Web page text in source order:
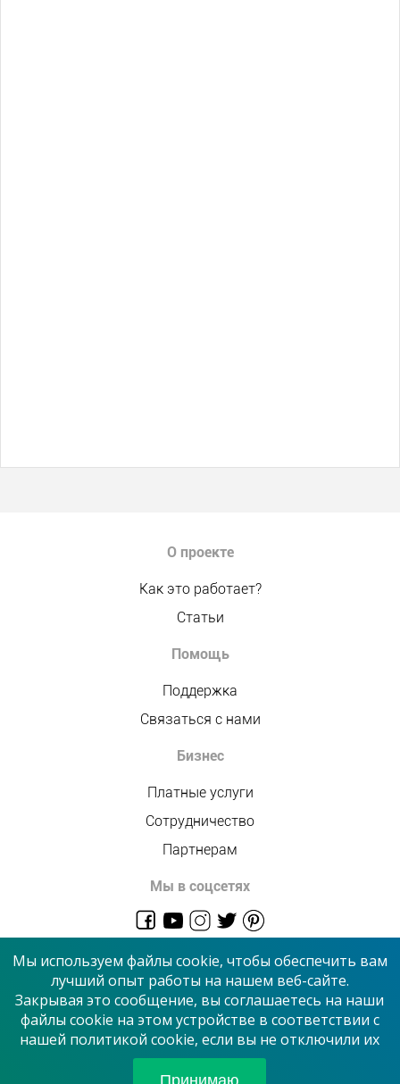
О проекте
Как это работает?
Статьи
Помощь
Поддержка
Связаться с нами
Бизнес
Платные услуги
Сотрудничество
Партнерам
Мы в соцсетях
© 2026 “Сервисный центр”
Принимаем к оплате
Мы используем файлы cookie, чтобы обеспечить вам
лучший опыт работы на нашем веб-сайте.
Закрывая это сообщение, вы соглашаетесь на наши
файлы cookie на этом устройстве в соответствии с
нашей политикой cookie, если вы не отключили их
Принимаю